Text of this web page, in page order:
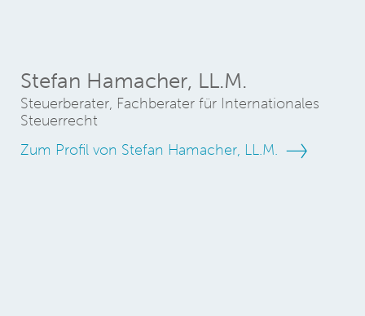
Stefan Hamacher, LL.M.
Steuerberater, Fachberater für Internationales
Steuerrecht
Zum Profil von Stefan Hamacher, LL.M.